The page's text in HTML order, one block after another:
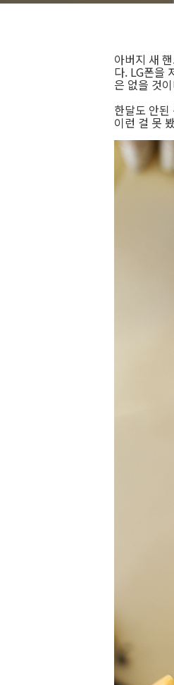
아버지 새
다. LG폰을
은 없을 것
한달도 안
이런 걸 못